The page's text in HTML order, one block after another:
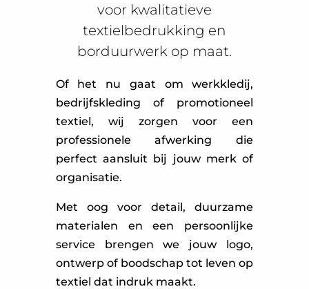
voor kwalitatieve
textielbedrukking en
borduurwerk op maat.
Of het nu gaat om werkkledij,
bedrijfskleding of promotioneel
textiel, wij zorgen voor een
professionele afwerking die
perfect aansluit bij jouw merk of
organisatie.
Met oog voor detail, duurzame
materialen en een persoonlijke
service brengen we jouw logo,
ontwerp of boodschap tot leven op
textiel dat indruk maakt.